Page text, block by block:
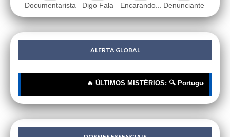
Documentarista Digo Fala Encarando... Denunciante
ALERTA GLOBAL
🔥 ÚLTIMOS MISTÉRIOS: 🔍 Portugueses: A